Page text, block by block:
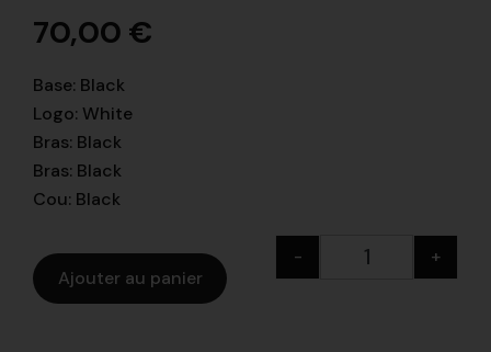
70,00 €
Base: Black
Logo: White
Bras: Black
Bras: Black
Cou: Black
-
+
Ajouter au panier